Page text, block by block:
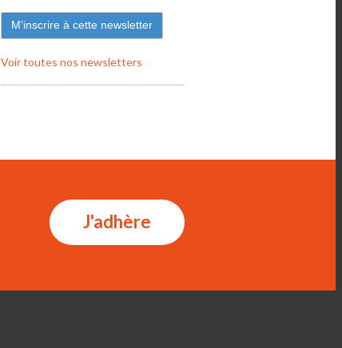
Voir toutes nos newsletters
J'adhère